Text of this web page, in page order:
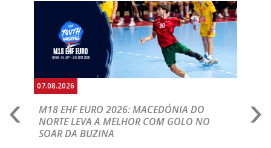
07.08.2026
M18 EHF EURO 2026: MACEDÓNIA DO
NORTE LEVA A MELHOR COM GOLO NO
SOAR DA BUZINA